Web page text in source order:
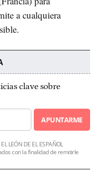
a cualquiera
clave sobre
APUNTARME
LEÓN DE EL ESPAÑOL
con la finalidad de remitirle